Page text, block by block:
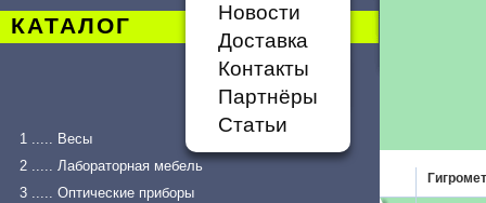
КАТАЛОГ
Новости
Доставка
Контакты
Партнёры
Статьи
1 ..... Весы
2 ..... Лабораторная мебель
3 ..... Оптические приборы